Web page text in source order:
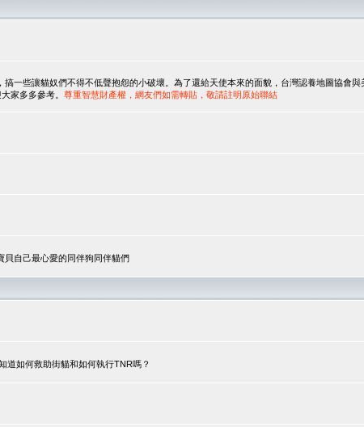
一些讓貓奴們不得不低聲抱怨的小破壞。為了還給天使本來的面貌，台灣認養地圖協會
家多多參考。 尊重智慧財產權，網友們如需轉貼，敬請註明原始聯結
貝自己最心愛的同伴狗同伴貓們
道如何救助街貓和如何執行TNR嗎？